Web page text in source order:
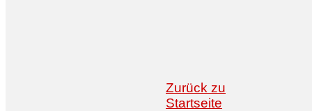
Zurück zu
Startseite